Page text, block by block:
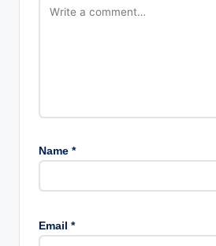
Name *
Email *